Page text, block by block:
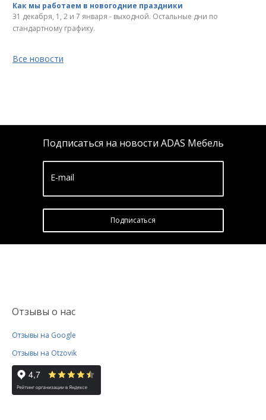
Как мы работаем в новогодние праздники
31 декабря, 1, 2 и 7 января - выходной. Остальные дни по
стандартному графику.
Все новости
Подписаться на новости ADAS Мебель
E-mail
Подписатьcя
Отзывы о нас
Отзывы на Google
Отзывы на Otzovik